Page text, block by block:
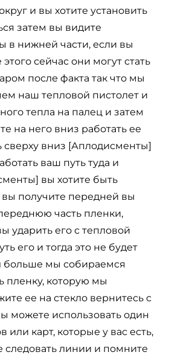
и вы хотите установить
затем вы видите
в нижней части, если вы
сейчас они могут стать
после факта так что мы
наш тепловой пистолет и
тепла на палец и затем
на него вниз работать ее
сверху вниз [Аплодисменты]
ваш путь туда и
вы хотите быть
вы получите передней вы
часть пленки,
ударить его с тепловой
его и тогда это не будет
больше мы собираемся
пленку, которую мы
ее на стекло вернитесь с
можете использовать один
или карт, которые у вас есть,
следовать линии и помните